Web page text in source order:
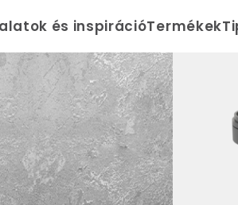
és inspirációTermékek